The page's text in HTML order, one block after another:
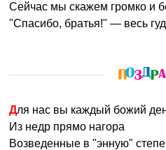
Сейчас мы скажем громко и
"Спасибо, братья!" — весь
Для нас вы каждый божий
Из недр прямо нагора
Возведенные в "энную"